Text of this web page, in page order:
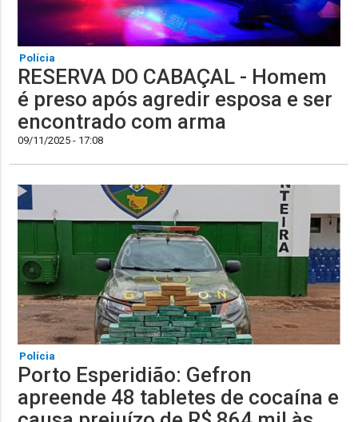
Polícia
RESERVA DO CABAÇAL - Homem
é preso após agredir esposa e ser
encontrado com arma
09/11/2025 - 17:08
Polícia
Porto Esperidião: Gefron
apreende 48 tabletes de cocaína e